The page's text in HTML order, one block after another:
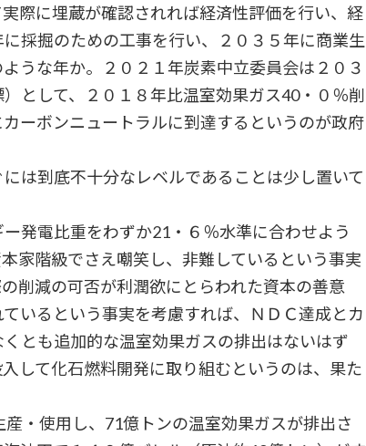
際に埋蔵が確認されれば経済性評価を行い、経
採掘のための工事を行い、２０３５年に商業生
うな年か。２０２１年炭素中立委員会は２０３
として、２０１８年比温室効果ガス40・０％削
ーボンニュートラルに到達するというのが政府
は到底不十分なレベルであることは少し置いて
発電比重をわずか21・６％水準に合わせよう
家階級でさえ嘲笑し、非難しているという事実
削減の可否が利潤欲にとらわれた資本の善意
いるという事実を考慮すれば、ＮＤＣ達成とカ
とも追加的な温室効果ガスの排出はないはず
して化石燃料開発に取り組むというのは、果た
・使用し、71億トンの温室効果ガスが排出さ